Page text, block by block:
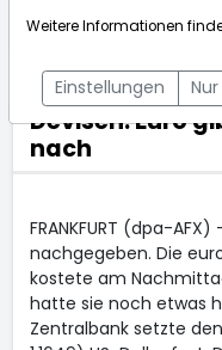
Devisen: Euro
nach
FRANKFURT (dpa-AFX)
nachgegeben. Die
kostete am
hatte sie noch etwas
Zentralbank setzte
Weitere Informationen
Einstellungen